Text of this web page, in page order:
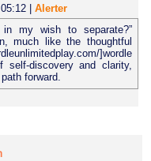
| Alerter
in my wish to separate?”
much like the thoughtful
]wordle
self-discovery and clarity,
forward.